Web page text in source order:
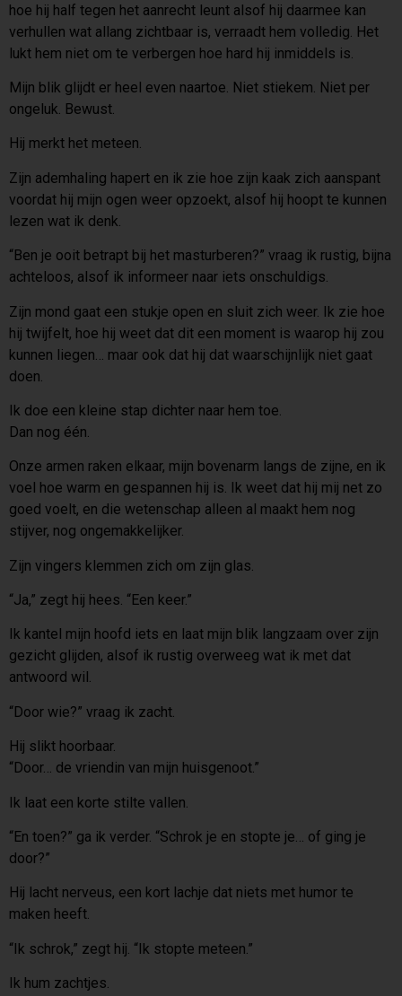
hoe hij half tegen het aanrecht leunt alsof hij daarmee kan
verhullen wat allang zichtbaar is, verraadt hem volledig. Het
lukt hem niet om te verbergen hoe hard hij inmiddels is.
Mijn blik glijdt er heel even naartoe. Niet stiekem. Niet per
ongeluk. Bewust.
Hij merkt het meteen.
Zijn ademhaling hapert en ik zie hoe zijn kaak zich aanspant
voordat hij mijn ogen weer opzoekt, alsof hij hoopt te kunnen
lezen wat ik denk.
“Ben je ooit betrapt bij het masturberen?” vraag ik rustig, bijna
achteloos, alsof ik informeer naar iets onschuldigs.
Zijn mond gaat een stukje open en sluit zich weer. Ik zie hoe
hij twijfelt, hoe hij weet dat dit een moment is waarop hij zou
kunnen liegen… maar ook dat hij dat waarschijnlijk niet gaat
doen.
Ik doe een kleine stap dichter naar hem toe.
Dan nog één.
Onze armen raken elkaar, mijn bovenarm langs de zijne, en ik
voel hoe warm en gespannen hij is. Ik weet dat hij mij net zo
goed voelt, en die wetenschap alleen al maakt hem nog
stijver, nog ongemakkelijker.
Zijn vingers klemmen zich om zijn glas.
“Ja,” zegt hij hees. “Een keer.”
Ik kantel mijn hoofd iets en laat mijn blik langzaam over zijn
gezicht glijden, alsof ik rustig overweeg wat ik met dat
antwoord wil.
“Door wie?” vraag ik zacht.
Hij slikt hoorbaar.
“Door… de vriendin van mijn huisgenoot.”
Ik laat een korte stilte vallen.
“En toen?” ga ik verder. “Schrok je en stopte je… of ging je
door?”
Hij lacht nerveus, een kort lachje dat niets met humor te
maken heeft.
“Ik schrok,” zegt hij. “Ik stopte meteen.”
Ik hum zachtjes.